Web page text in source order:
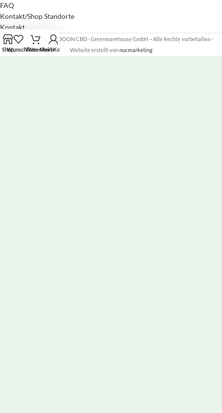
FAQ
Kontakt/Shop Standorte
Kontakt
Copyright 2026 NOOON CBD · Greenwarehouse GmbH – Alle Rechte vorbehalten·
Website erstellt vonnur.marketing
ShopWunschlisteWarenkorb
Mein Konto